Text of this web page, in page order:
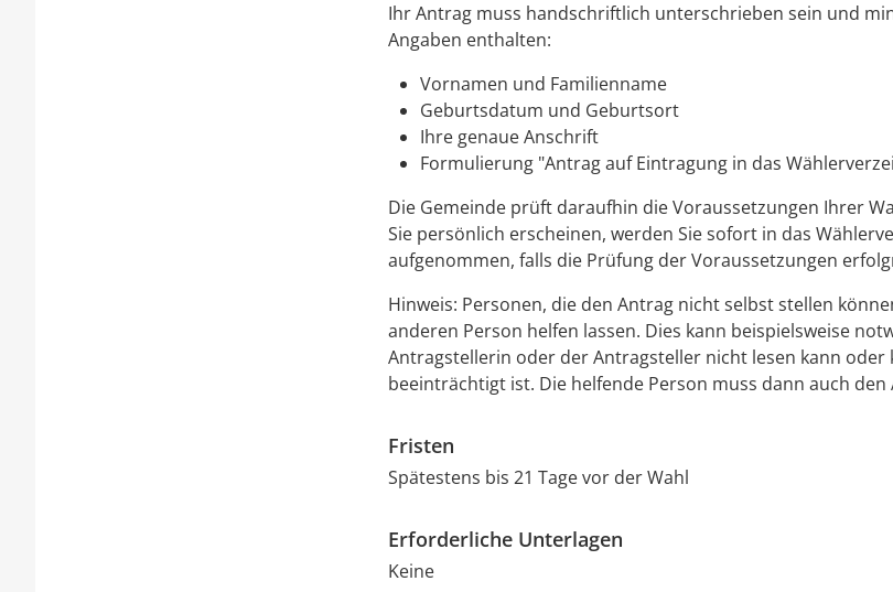
Ihr Antrag muss handschriftlich unterschrieben sein und
Angaben enthalten:
Vornamen und Familienname
Geburtsdatum und Geburtsort
Ihre genaue Anschrift
Formulierung "Antrag auf Eintragung in das
Die Gemeinde prüft daraufhin die Voraussetzungen Ihrer
Sie persönlich erscheinen, werden Sie sofort in das
aufgenommen, falls die Prüfung der Voraussetzungen
Hinweis: Personen, die den Antrag nicht selbst stellen
anderen Person helfen lassen. Dies kann beispielsweise
Antragstellerin oder der Antragsteller nicht lesen kann oder
beeinträchtigt ist. Die helfende Person muss dann auch
Fristen
Spätestens bis 21 Tage vor der Wahl
Erforderliche Unterlagen
Keine